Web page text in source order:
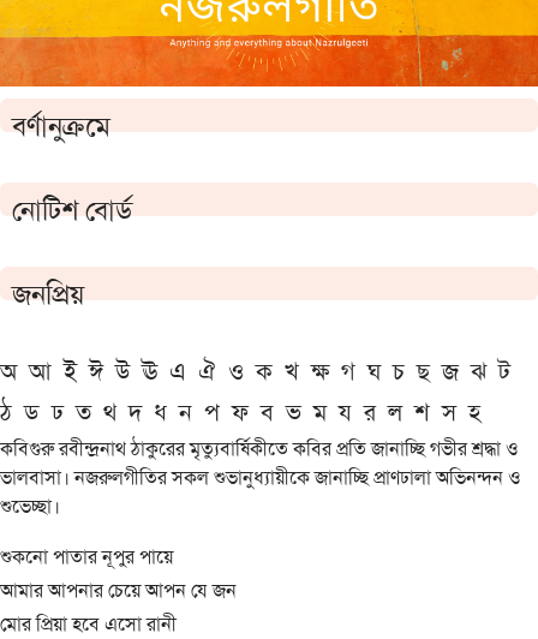
বর্ণানুক্রমে
নোটিশ বোর্ড
জনপ্রিয়
অ আ ই ঈ উ ঊ এ ঐ ও ক খ ক্ষ গ ঘ চ ছ জ ঝ ট
ঠ ড ঢ ত থ দ ধ ন প ফ ব ভ ম য র ল শ স হ
কবিগুরু রবীন্দ্রনাথ ঠাকুরের মৃত্যুবার্ষিকীতে কবির প্রতি জানাচ্ছি গভীর শ্রদ্ধা ও
ভালবাসা। নজরুলগীতির সকল শুভানুধ্যায়ীকে জানাচ্ছি প্রাণঢালা অভিনন্দন ও
শুভেচ্ছা।
শুকনো পাতার নূপুর পায়ে
আমার আপনার চেয়ে আপন যে জন
মোর প্রিয়া হবে এসো রানী